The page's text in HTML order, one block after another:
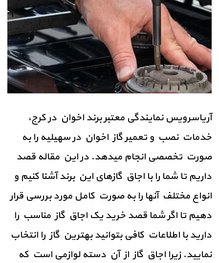
آریاسرویس نمایندگی معتبر برند اخوان در کرج،
خدمات نصب و تعمیر گاز اخوان در سهیلیه را به
صورت تخصصی انجام میدهد. در این مقاله قصد
داریم تا شما را با اجاق گازهای این برند آشنا کنیم و
انواع مختلف آنها را به صورت کامل مورد بررسی قرار
دهیم تا اگر شما قصد خرید یک اجاق گاز مناسب را
دارید با اطلاعات کافی بتوانید بهترین گاز را انتخاب
نمایید. زیرا اجاق گاز از آن دسته لوازمی است که